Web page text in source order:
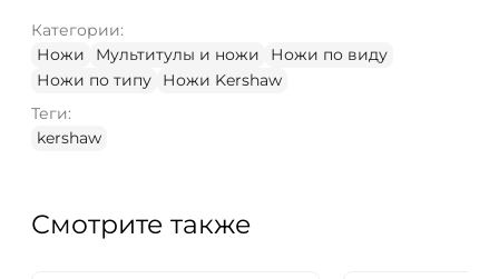
Категории:
Ножи
Мультитулы и ножи
Ножи по виду
Ножи по типу
Ножи Kershaw
Теги:
kershaw
Смотрите также